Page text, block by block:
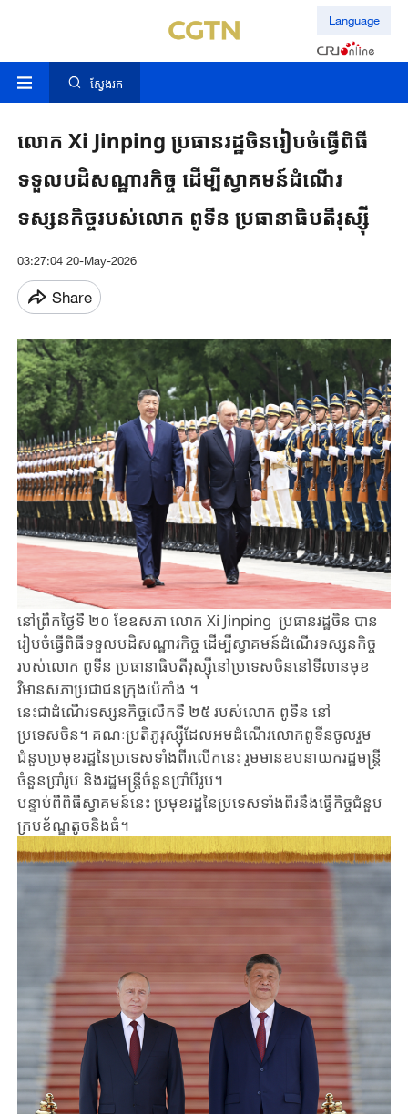
Language
ស្វែងរក
លោក Xi Jinping ប្រធានរដ្ឋ​ចិន​រៀបចំ​ធ្វើ​ពិធី
ទទួល​បដិ​សណ្ឋារកិច្ច​ ដើម្បី​ស្វាគមន៍ដំណើរ​
ទស្សនកិច្ច​របស់​លោក​ ពូទីន ប្រធានាធិបតីរុស្ស៊ី
03:27:04 20-May-2026
Share
នៅព្រឹកថ្ងៃទី ២០ ខែឧសភា លោក Xi Jinping ប្រធាន​រដ្ឋ​​ចិន បាន
រៀបចំធ្វើពិធីទទួលបដិសណ្ឋារកិច្ច ដើម្បីស្វាគមន៍ដំណើរទស្សនកិច្ច
របស់លោក ពូទីន ប្រធានាធិបតីរុស្ស៊ីនៅប្រទេសចិននៅ​ទីលានមុខ​​
វិមាន​សភាប្រជាជន​​ក្រុងប៉េកាំង ។
នេះជាដំណើរទស្សនកិច្ចលើកទី ២៥ របស់លោក​​ ពូទីន នៅ​
ប្រទេសចិន។ គណៈប្រតិភូរុស្ស៊ីដែលអមដំណើរលោកពូទីនចូលរួម​
ជំនួប​​ប្រមុខរដ្ឋនៃ​ប្រទេស​ទាំងពីរលើកនេះ​ រួមមានឧបនាយករដ្ឋមន្ត្រី
ចំនួនប្រាំរូប និងរដ្ឋមន្ត្រីចំនួនប្រាំបីរូប។
បន្ទាប់ពីពិធីស្វាគមន៍​នេះ ប្រមុខរដ្ឋនៃ​ប្រទេស​ទាំងពីរនឹងធ្វើកិច្ចជំនួប​
ក្របខ័ណ្ឌ​តូចនិងធំ។